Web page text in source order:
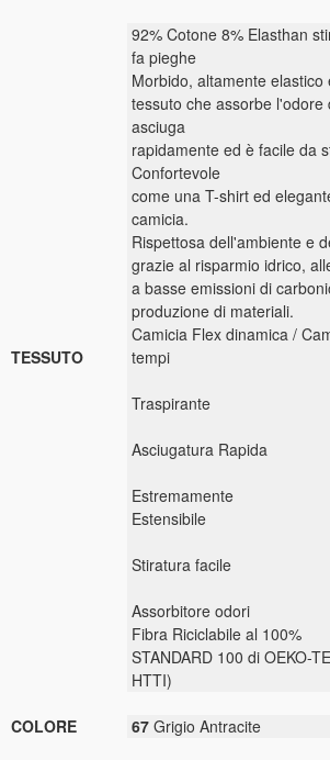
TESSUTO
92% Cotone 8% Elasthan
fa pieghe
Morbido, altamente elastico
tessuto che assorbe l'odore
asciuga
rapidamente ed è facile da
Confortevole
come una T-shirt ed
camicia.
Rispettosa dell'ambiente e
grazie al risparmio idrico,
a basse emissioni di
produzione di materiali.
Camicia Flex dinamica /
tempi
Traspirante
Asciugatura Rapida
Estremamente
Estensibile
Stiratura facile
Assorbitore odori
Fibra Riciclabile al 100%
STANDARD 100 di OEKO-
HTTI)
COLORE 67 Grigio Antracite